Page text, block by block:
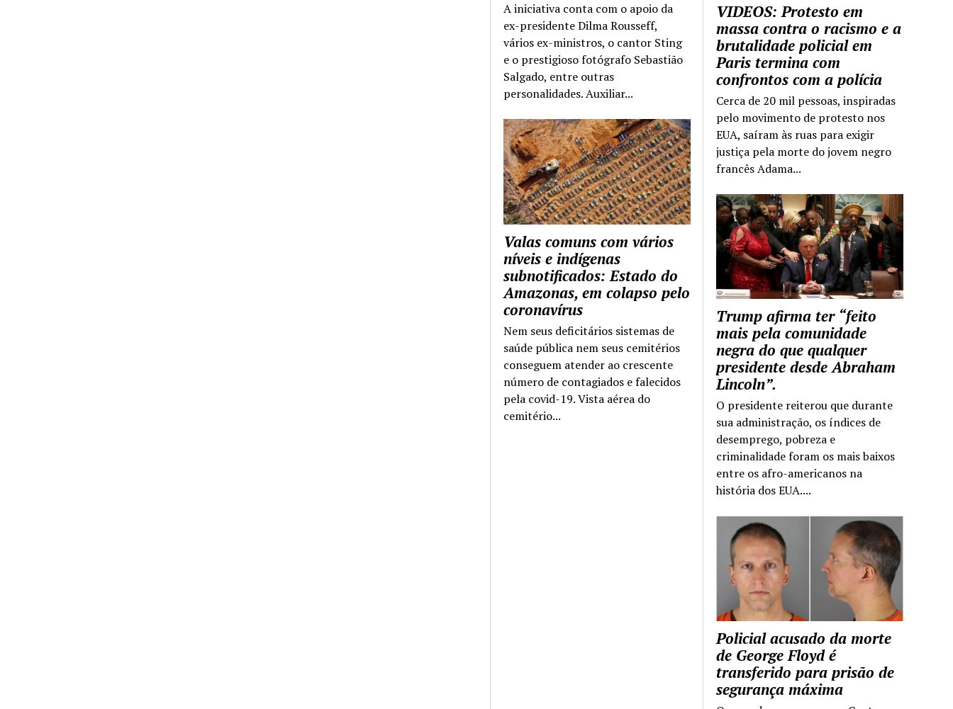
VIDEOS: Protesto em
massa contra o racismo e a
brutalidade policial em
Paris termina com
confrontos com a polícia
Cerca de 20 mil pessoas, inspiradas
pelo movimento de protesto nos
EUA, saíram às ruas para exigir
justiça pela morte do jovem negro
francês Adama...
Trump afirma ter “feito
mais pela comunidade
negra do que qualquer
presidente desde Abraham
Lincoln”.
O presidente reiterou que durante
sua administração, os índices de
desemprego, pobreza e
criminalidade foram os mais baixos
entre os afro-americanos na
história dos EUA....
Policial acusado da morte
de George Floyd é
transferido para prisão de
segurança máxima
A iniciativa conta com o apoio da
ex-presidente Dilma Rousseff,
vários ex-ministros, o cantor Sting
e o prestigioso fotógrafo Sebastião
Salgado, entre outras
personalidades. Auxiliar...
Valas comuns com vários
níveis e indígenas
subnotificados: Estado do
Amazonas, em colapso pelo
coronavírus
Nem seus deficitários sistemas de
saúde pública nem seus cemitérios
conseguem atender ao crescente
número de contagiados e falecidos
pela covid-19. Vista aérea do
cemitério...